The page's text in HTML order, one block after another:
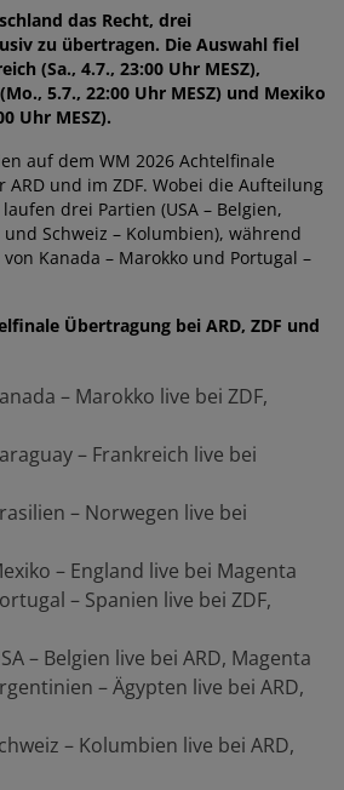
das Recht, drei
zu übertragen. Die Auswahl fiel
(Sa., 4.7., 23:00 Uhr MESZ),
5.7., 22:00 Uhr MESZ) und Mexiko
Uhr MESZ).
auf dem WM 2026 Achtelfinale
und im ZDF. Wobei die Aufteilung
drei Partien (USA – Belgien,
Schweiz – Kolumbien), während
Kanada – Marokko und Portugal –
Übertragung bei ARD, ZDF und
– Marokko live bei ZDF,
– Frankreich live bei
– Norwegen live bei
– England live bei Magenta
– Spanien live bei ZDF,
– Belgien live bei ARD, Magenta
– Ägypten live bei ARD,
– Kolumbien live bei ARD,